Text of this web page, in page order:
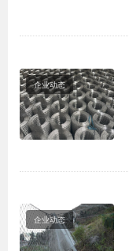
企业动态
企业动态